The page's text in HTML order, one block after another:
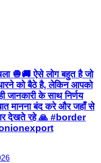
🧅🚚 ऐसे लोग बहुत है जो
को बैठे है, लेकिन आपको
जानकारी के साथ निर्णय
मानना बंद करे और जहाँ से
देखते रहे 🙏 #border